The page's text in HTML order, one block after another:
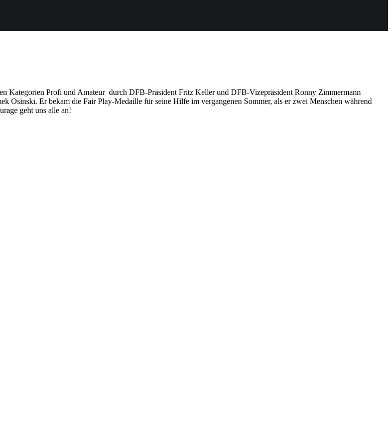
Kategorien Profi und Amateur durch DFB-Präsident Fritz Keller und DFB-Vizepräsident Ronny Zimmermann
Osinski. Er bekam die Fair Play-Medaille für seine Hilfe im vergangenen Sommer, als er zwei Menschen während
geht uns alle an!